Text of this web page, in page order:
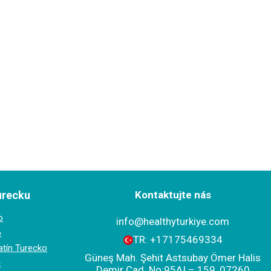
Turecko
Kontaktujte nás
info@healthyturkiye.com
TR: +‪17175469334‬
Güneş Mah. Şehit Astsubay Ömer Halis